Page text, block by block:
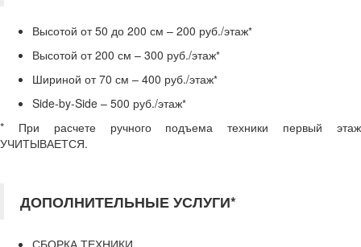
Высотой от 50 до 200 см – 200 руб./этаж*
Высотой от 200 см – 300 руб./этаж*
Шириной от 70 см – 400 руб./этаж*
Side-by-Side – 500 руб./этаж*
* При расчете ручного подъема техники первый этаж
УЧИТЫВАЕТСЯ.
ДОПОЛНИТЕЛЬНЫЕ УСЛУГИ*
СБОРКА ТЕХНИКИ